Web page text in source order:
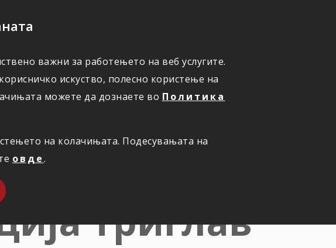
важни за работењето на веб услугите.
искуство, полесно користење на
можете да дознаете во Политика
на колачињата. Подесувањата на
овде.
ОНЛАЈН ПРИЈАВИ ШТЕТА
за
Триглав